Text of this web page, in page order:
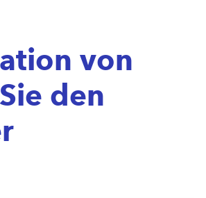
von
den